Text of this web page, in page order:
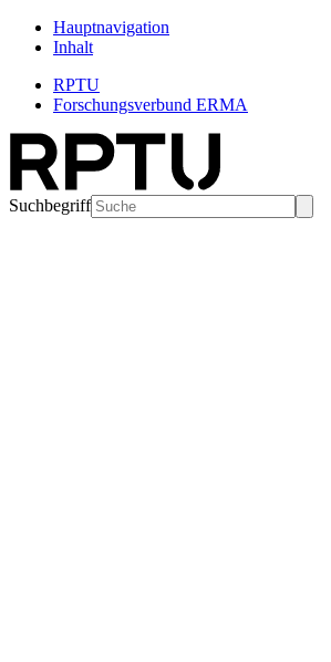
Hauptnavigation
Inhalt
RPTU
Forschungsverbund ERMA
Suchbegriff